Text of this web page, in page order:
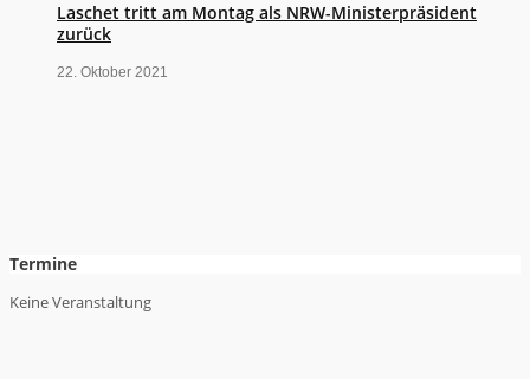
Laschet tritt am Montag als NRW-Ministerpräsident
zurück
22. Oktober 2021
Termine
Keine Veranstaltung